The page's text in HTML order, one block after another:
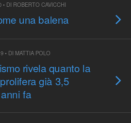
• DI ROBERTO CAVICCHI
una balena
• DI MATTIA POLO
rivela quanto la
già 3,5
fa